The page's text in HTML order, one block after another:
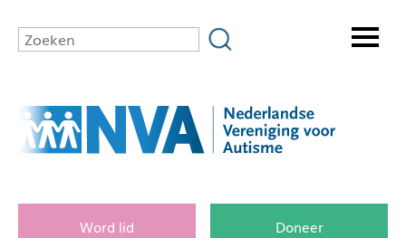
Word lid Doneer